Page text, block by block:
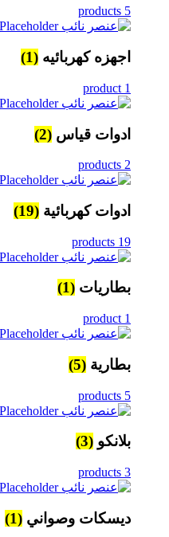
5 products
اجهزه كهربائيه (1)
1 product
ادوات قياس (2)
2 products
ادوات كهربائية (19)
19 products
بطاريات (1)
1 product
بطارية (5)
5 products
بلانكو (3)
3 products
ديسكات وصواني (1)